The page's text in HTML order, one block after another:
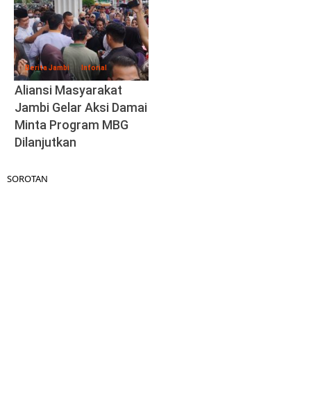
Berita Jambi Inforial
Aliansi Masyarakat
Jambi Gelar Aksi Damai
Minta Program MBG
Dilanjutkan
SOROTAN